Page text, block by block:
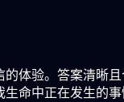
的体验。答案清晰
生命中正在发生的